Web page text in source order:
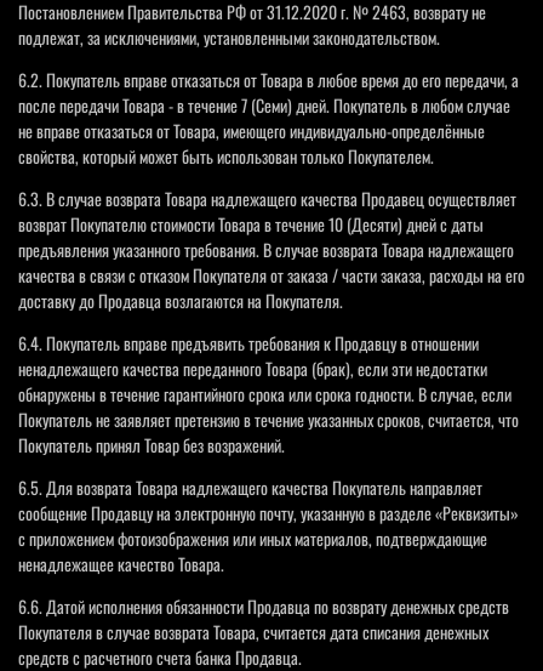
Постановлением Правительства РФ от 31.12.2020 г. № 2463, возврату не
подлежат, за исключениями, установленными законодательством.
6.2. Покупатель вправе отказаться от Товара в любое время до его передачи, а
после передачи Товара - в течение 7 (Семи) дней. Покупатель в любом случае
не вправе отказаться от Товара, имеющего индивидуально-определённые
свойства, который может быть использован только Покупателем.
6.3. В случае возврата Товара надлежащего качества Продавец осуществляет
возврат Покупателю стоимости Товара в течение 10 (Десяти) дней с даты
предъявления указанного требования. В случае возврата Товара надлежащего
качества в связи с отказом Покупателя от заказа / части заказа, расходы на его
доставку до Продавца возлагаются на Покупателя.
6.4. Покупатель вправе предъявить требования к Продавцу в отношении
ненадлежащего качества переданного Товара (брак), если эти недостатки
обнаружены в течение гарантийного срока или срока годности. В случае, если
Покупатель не заявляет претензию в течение указанных сроков, считается, что
Покупатель принял Товар без возражений.
6.5. Для возврата Товара надлежащего качества Покупатель направляет
сообщение Продавцу на электронную почту, указанную в разделе «Реквизиты»
с приложением фотоизображения или иных материалов, подтверждающие
ненадлежащее качество Товара.
6.6. Датой исполнения обязанности Продавца по возврату денежных средств
Покупателя в случае возврата Товара, считается дата списания денежных
средств с расчетного счета банка Продавца.